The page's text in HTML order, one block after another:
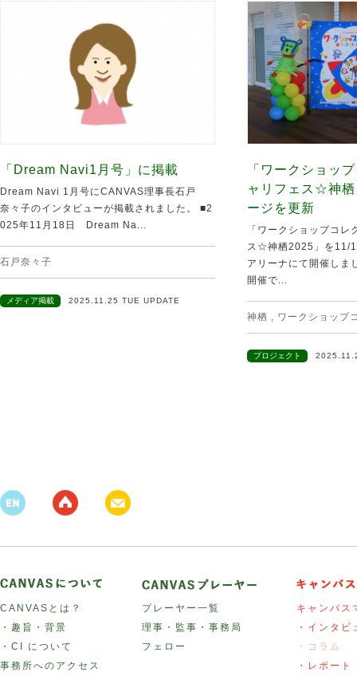
「Dream Navi1月号」に掲載
Dream Navi 1月号にCANVAS理事長石戸
奈々子のインタビューが掲載されました。 ■2
025年11月18日 Dream Na...
石戸奈々子
メディア掲載 2025.11.25 TUE UPDATE
「ワークショッ
ャリフェス☆神
ージを更新
「ワークショップコ
ス☆神栖2025」を11/
アリーナにて開催しま
開催で...
神栖 , ワークショップ
プロジェクト
CANVASとは？
・趣旨・背景
・CI について
事務所へのアクセス
プレーヤー一覧
理事・監事・事務局
フェロー
キャンバス
・インタビ
・コラム
・レポート